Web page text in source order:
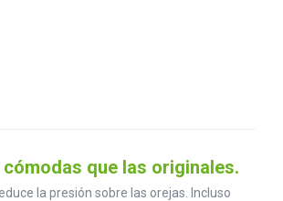
que las originales.
la presión sobre las orejas. Incluso